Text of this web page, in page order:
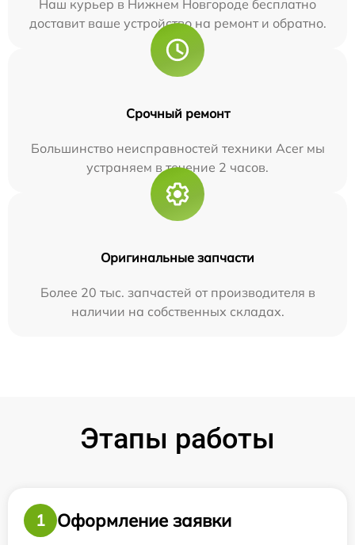
Наш курьер в Нижнем Новгороде бесплатно
доставит ваше устройство на ремонт и обратно.
Срочный ремонт
Большинство неисправностей техники Acer мы
устраняем в течение 2 часов.
Оригинальные запчасти
Более 20 тыс. запчастей от производителя в
наличии на собственных складах.
Этапы работы
1
Оформление заявки